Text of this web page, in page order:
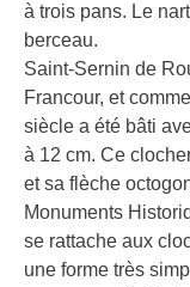
à trois pans. Le
berceau.
Saint-Sernin de
Francour, et
siècle a été bâti
à 12 cm. Ce
et sa flèche
Monuments
se rattache aux
une forme très